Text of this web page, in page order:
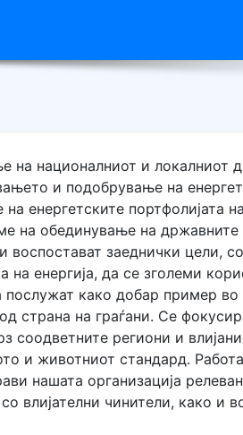
на националниот и локалниот
и подобрување на
енергетските портфолијата
на обединување на државните
воспостават заеднички цели,
на енергија, да се зголеми
послужат како добар пример
страна на граѓани. Се
соодветните региони и
и животниот стандард.
нашата организација
влијателни чинители, како и